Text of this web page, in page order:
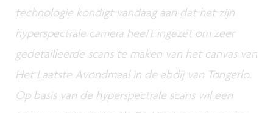
technologie kondigt vandaag aan dat het zijn
hyperspectrale camera heeft ingezet om zeer
gedetailleerde scans te maken van het canvas van
Het Laatste Avondmaal in de abdij van Tongerlo.
Op basis van de hyperspectrale scans wil een